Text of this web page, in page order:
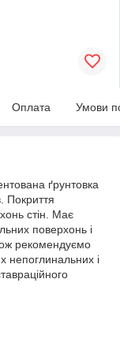
Оплата Умови
ґрунтовка
Покриття
стін. Має
поверхонь і
рекомендуємо
непоглинальних і